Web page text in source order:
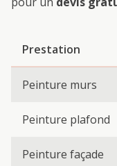
Prestation
Peinture murs
Peinture plafond
Peinture façade